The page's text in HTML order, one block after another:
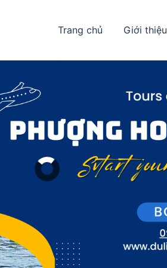
Trang chủ Giới thiệu